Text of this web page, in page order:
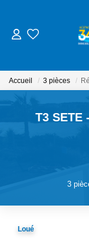
Accueil 3 pièces
T3 SETE
3
Loué